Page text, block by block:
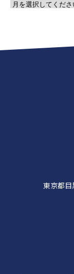
東京都